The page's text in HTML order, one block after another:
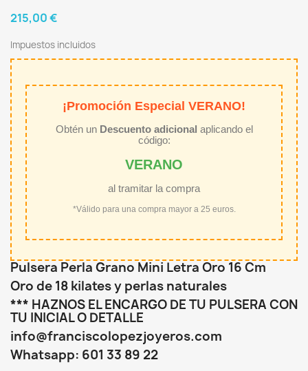
215,00 €
Impuestos incluidos
¡Promoción Especial VERANO!
Obtén un Descuento adicional aplicando el
código:
VERANO
al tramitar la compra
*Válido para una compra mayor a 25 euros.
Pulsera Perla Grano Mini Letra Oro 16 Cm
Oro de 18 kilates y perlas naturales
*** HAZNOS EL ENCARGO DE TU PULSERA CON
TU INICIAL O DETALLE
info@franciscolopezjoyeros.com
Whatsapp: 601 33 89 22